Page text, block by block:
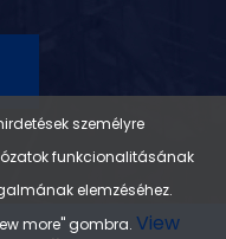
személyre
funkcionalitásának
elemzéséhez.
more" gombra. View